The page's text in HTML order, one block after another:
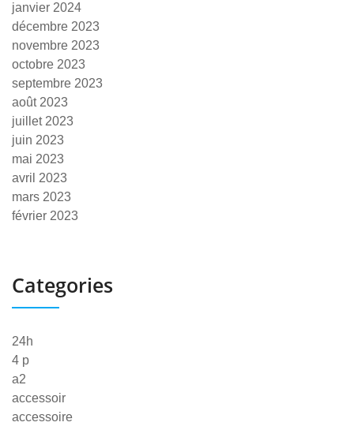
janvier 2024
décembre 2023
novembre 2023
octobre 2023
septembre 2023
août 2023
juillet 2023
juin 2023
mai 2023
avril 2023
mars 2023
février 2023
Categories
24h
4 p
a2
accessoir
accessoire